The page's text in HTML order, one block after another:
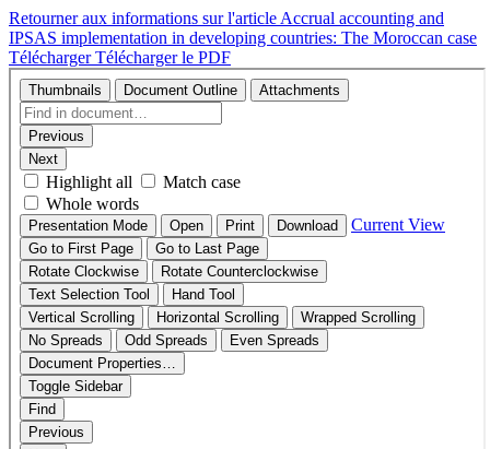
Retourner aux informations sur l'article Accrual accounting and
IPSAS implementation in developing countries: The Moroccan case
TéléchargerTélécharger le PDF